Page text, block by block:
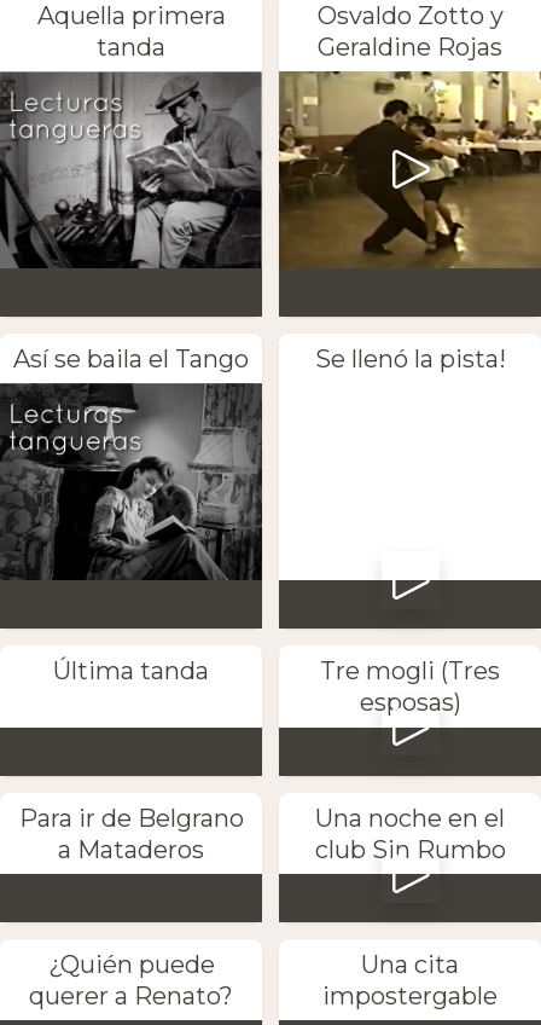
Aquella primera
tanda
Osvaldo Zotto y
Geraldine Rojas
Así se baila el Tango Se llenó la pista!
Última tanda
Tre mogli (Tres
esposas)
Para ir de Belgrano
a Mataderos
Una noche en el
club Sin Rumbo
¿Quién puede
querer a Renato?
Una cita
impostergable